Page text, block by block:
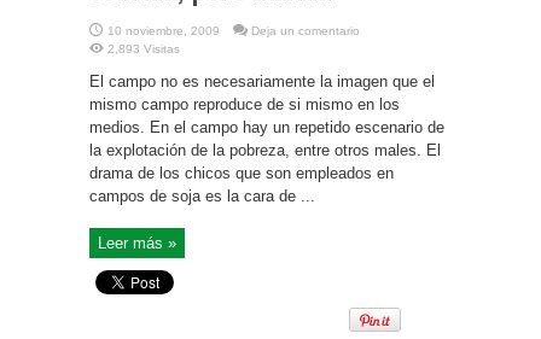
10 noviembre, 2009
Deja un comentario
2,893 Visitas
El campo no es necesariamente la imagen que el
mismo campo reproduce de si mismo en los
medios. En el campo hay un repetido escenario de
la explotación de la pobreza, entre otros males. El
drama de los chicos que son empleados en
campos de soja es la cara de ...
Leer más »